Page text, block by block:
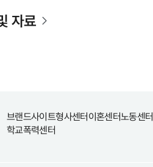
자료
브랜드사이트형사센터이혼센터노동센터
학교폭력센터